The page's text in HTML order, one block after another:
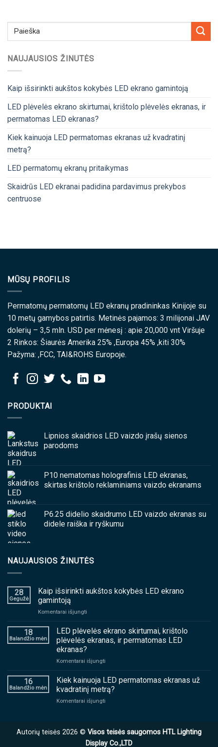
NAUJAUSIOS ŽINUTĖS
Kaip išsirinkti aukštos kokybės LED ekrano gamintoją
LED plėvelės ekrano skirtumai, krištolo plėvelės ekranas, ir
permatomas LED ekranas?
Kiek kainuoja LED permatomas ekranas už kvadratinį
metrą?
LED permatomų ekranų pritaikymas
Skaidrūs LED ekranai padidina pardavimus prekybos
centruose
MŪSŲ PROFILIS
Permatomų permatomų LED ekranų pradininkas Kinijoje su
10 metų gamybos patirtis. Metinės pajamos: 3 milijonai JAV
dolerių – 3,5 mln. USD per mėnesį : apie 20,000 vnt Viršuje
2 Rinkos: Šiaurės Amerika 25% ,Europa 45% ,kiti 30%
Pažyma: ,FCC, TAI&ROHS Europoje.
PRODUKTAI
Lipnios skaidrios LED vaizdo įrašų sienos
parodoms
P10 nematomas holografinis LED ekranas,
skirtas krištolo reklaminiams vaizdo ekranams
P6.25 didelio skaidrumo LED vaizdo ekranas su
didele raiška ir ryškumu
NAUJAUSIOS ŽINUTĖS
28
Gegužė
Kaip išsirinkti aukštos kokybės LED ekrano
gamintoją
Komentarai išjungti
išsirinkti
aukštos
kokybės
ekrano
18
Balandžio mėn
LED plėvelės ekrano skirtumai, krištolo
plėvelės ekranas, ir permatomas LED
ekranas?
Komentarai išjungti
plėvelės
ekrano
skirtumai,
permatomas
LED
16
Balandžio mėn
Kiek kainuoja LED permatomas ekranas už
kvadratinį metrą?
Komentarai išjungti
permatomas
ekranas
Autorių teisės 2026 © Visos teisės saugomos HTL Lighting
Display Co.,LTD